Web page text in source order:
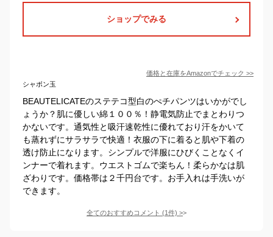
ショップでみる
価格と在庫をAmazonでチェック >>
シャボン玉
BEAUTELICATEのステテコ型白のぺチパンツはいかがでし
ょうか？肌に優しい綿１００％！静電気防止でまとわりつ
かないです。通気性と吸汗速乾性に優れており汗をかいて
も蒸れずにサラサラで快適！衣服の下に着ると肌や下着の
透け防止になります。シンプルで洋服にひびくことなくイ
ンナーで着れます。ウエストゴムで楽ちん！柔らかなは肌
ざわりです。価格帯は２千円台です。お手入れは手洗いが
できます。
全てのおすすめコメント (1件) >